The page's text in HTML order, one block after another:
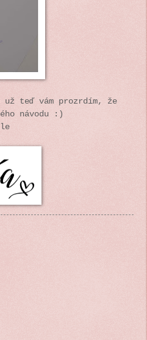
už teď vám prozrdím, že
návodu :)